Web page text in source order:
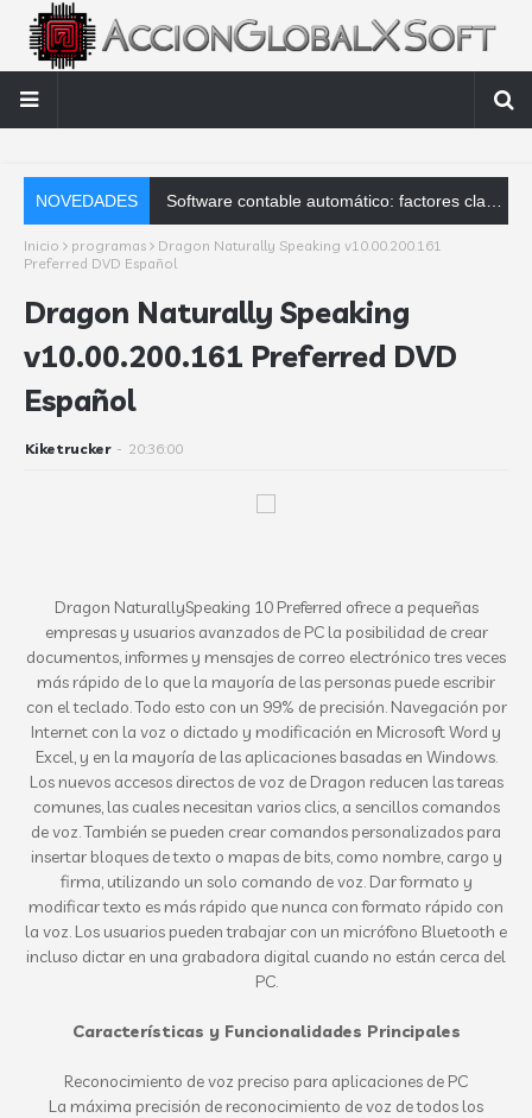
NOVEDADES AccionGl
Inicio programas
Dragon Naturally Speaking v10.00.200.161
Preferred DVD Español
Dragon Naturally Speaking
v10.00.200.161 Preferred DVD
Español
Kiketrucker - 20:36:00
Dragon NaturallySpeaking 10 Preferred ofrece a pequeñas
empresas y usuarios avanzados de PC la posibilidad de crear
documentos, informes y mensajes de correo electrónico tres veces
más rápido de lo que la mayoría de las personas puede escribir
con el teclado. Todo esto con un 99% de precisión. Navegación por
Internet con la voz o dictado y modificación en Microsoft Word y
Excel, y en la mayoría de las aplicaciones basadas en Windows.
Los nuevos accesos directos de voz de Dragon reducen las tareas
comunes, las cuales necesitan varios clics, a sencillos comandos
de voz. También se pueden crear comandos personalizados para
insertar bloques de texto o mapas de bits, como nombre, cargo y
firma, utilizando un solo comando de voz. Dar formato y
modificar texto es más rápido que nunca con formato rápido con
la voz. Los usuarios pueden trabajar con un micrófono Bluetooth e
incluso dictar en una grabadora digital cuando no están cerca del
PC.
Características y Funcionalidades Principales
Reconocimiento de voz preciso para aplicaciones de PC
La máxima precisión de reconocimiento de voz de todos los